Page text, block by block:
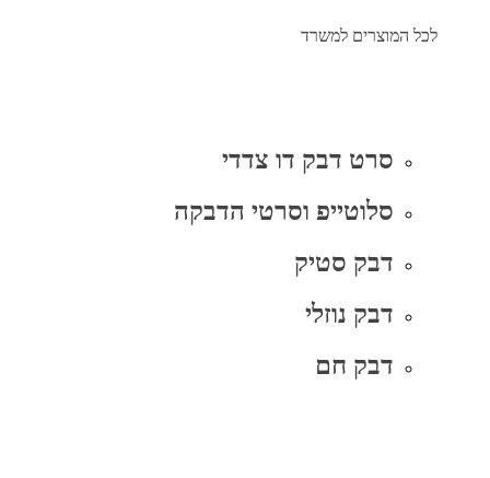
לכל המוצרים למשרד
סרט דבק דו צדדי
סלוטייפ וסרטי הדבקה
דבק סטיק
דבק נוזלי
דבק חם